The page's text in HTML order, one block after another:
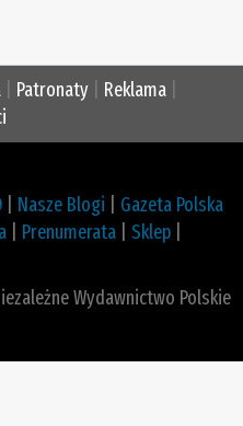
Patronaty Reklama
Nasze Blogi
Gazeta Polska
Prenumerata Sklep
Wydawnictwo Polskie